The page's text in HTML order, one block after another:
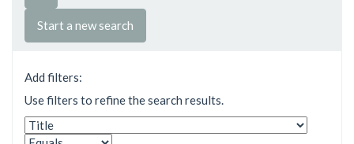
Start a new search
Add filters:
Use filters to refine the search results.